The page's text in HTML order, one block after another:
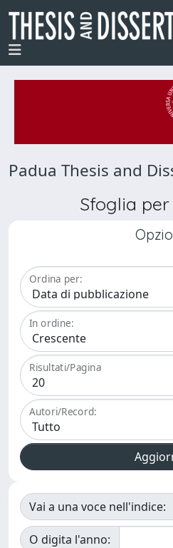
Padua Thesis and
Sfoglia
Ordina per:
In ordine:
Risultati/Pagina
Autori/Record:
Vai a una voce nell'indice:
O digita l'anno: